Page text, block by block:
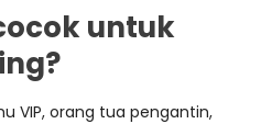
untuk
VIP, orang tua pengantin,